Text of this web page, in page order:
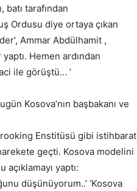
batı tarafından
Ordusu diye ortaya çıkan
Ammar Abdülhamit ,
Hemen ardından
ile görüştü… ’
Kosova’nın başbakanı ve
Enstitüsü gibi istihbarat
geçti. Kosova modelini
yaptı:
düşünüyorum..’ ‘Kosova